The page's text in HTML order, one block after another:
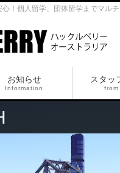
！個人留学、団体留学までマル
お知らせ
Information
スタッ